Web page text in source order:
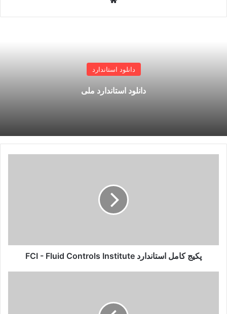
دانلود استاندارد
دانلود استاندارد ملی
پکیج کامل استاندارد FCI - Fluid Controls Institute